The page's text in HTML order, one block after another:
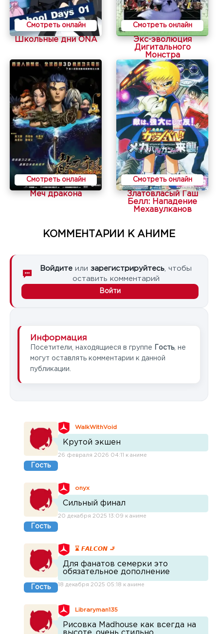
Смотреть онлайн
Школьные дни ONA
Смотреть онлайн
Экс-эволюция
Дигитального
Монстра
Смотреть онлайн
Меч дракона
Смотреть онлайн
Златовласый Гаш
Белл: Нападение
Мехавулканов
КОММЕНТАРИИ К АНИМЕ
Войдите или зарегистрируйтесь , чтобы
оставить комментарий
Войти
Информация
Посетители, находящиеся в группе Гость, не
могут оставлять комментарии к данной
публикации.
Гость
WalkWithVoid
Крутой экшен
26 февраля 2026 04:11 к аниме
Гость
onyx
Сильный финал
20 декабря 2025 13:09 к аниме
Гость
⌛ 𝙁𝘼𝙇𝘾𝙊𝙉 🚬
Для фанатов семерки это
обязательное дополнение
18 декабря 2025 05:18 к аниме
Libraryman135
Рисовка Madhouse как всегда на